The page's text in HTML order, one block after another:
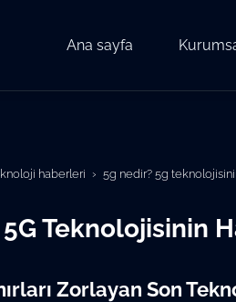
Ana sayfa
haberleri 5g nedir? 5g
Teknolojisinin
Zorlayan Son